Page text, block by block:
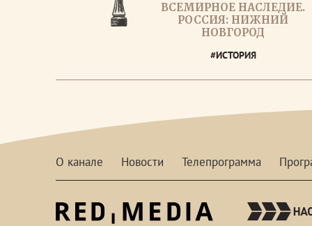
ВСЕМИРНОЕ НАСЛЕДИЕ.
РОССИЯ: НИЖНИЙ
НОВГОРОД
#ИСТОРИЯ
О канале Новости Телепрограмма